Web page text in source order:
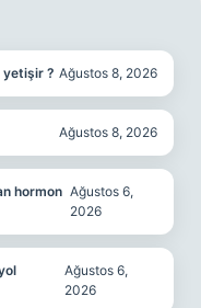
yetişir ? Ağustos 8, 2026
Ağustos 8, 2026
hormon Ağustos 6,
2026
Ağustos 6,
2026